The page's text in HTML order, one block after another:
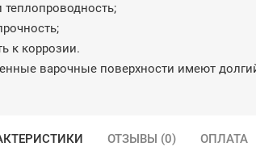
к коррозии.
варочные поверхности
ОТЗЫВЫ (0) ОПЛАТА